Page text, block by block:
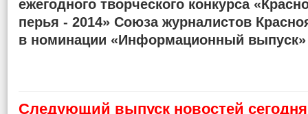
ежегодного творческого конкурса
перья - 2014» Союза журналистов
в номинации «Информационный выпуск»
Cледующий выпуск новостей